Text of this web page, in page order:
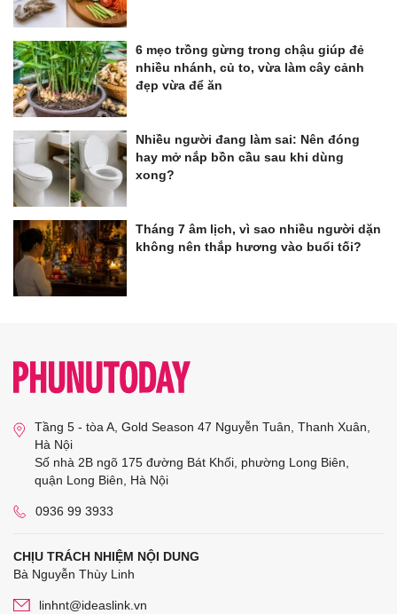
6 mẹo trồng gừng trong chậu giúp đẻ
nhiều nhánh, củ to, vừa làm cây cảnh
đẹp vừa để ăn
Nhiều người đang làm sai: Nên đóng
hay mở nắp bồn cầu sau khi dùng
xong?
Tháng 7 âm lịch, vì sao nhiều người dặn
không nên thắp hương vào buổi tối?
Tầng 5 - tòa A, Gold Season 47 Nguyễn Tuân, Thanh Xuân,
Hà Nội
Số nhà 2B ngõ 175 đường Bát Khối, phường Long Biên,
quận Long Biên, Hà Nội
0936 99 3933
CHỊU TRÁCH NHIỆM NỘI DUNG
Bà Nguyễn Thùy Linh
linhnt@ideaslink.vn